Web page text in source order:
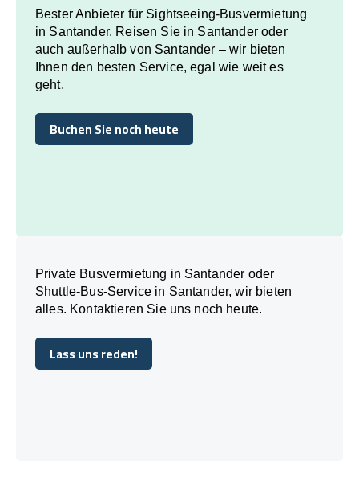
Bester Anbieter für Sightseeing-Busvermietung
in Santander. Reisen Sie in Santander oder
auch außerhalb von Santander – wir bieten
Ihnen den besten Service, egal wie weit es
geht.
Buchen Sie noch heute
Buchen Sie noch heute
Private Busvermietung in Santander oder
Shuttle-Bus-Service in Santander, wir bieten
alles. Kontaktieren Sie uns noch heute.
Lass uns reden!
Lass uns reden!